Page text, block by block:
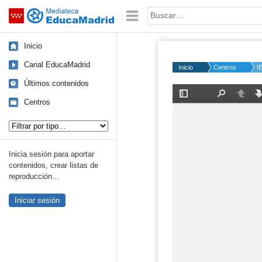
Saltar navegación Palabra o frase:
Inicio
Canal EducaMadrid
Últimos contenidos
Centros
Inicia sesión para aportar
contenidos, crear listas de
reproducción...
Iniciar sesión
Inicio Centros